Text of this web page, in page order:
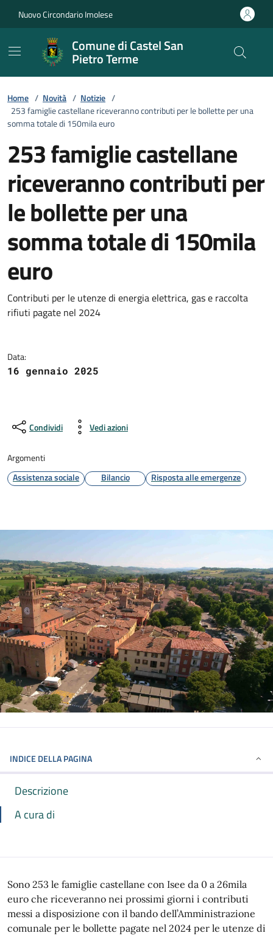
Nuovo Circondario Imolese
Comune di Castel San
Pietro Terme
Home / Novità / Notizie /
253 famiglie castellane riceveranno contributi per le bollette per una
somma totale di 150mila euro
253 famiglie castellane
riceveranno contributi per
le bollette per una
somma totale di 150mila
euro
Dettagli della notizia
Contributi per le utenze di energia elettrica, gas e raccolta
rifiuti pagate nel 2024
Data:
16 gennaio 2025
Condividi Vedi azioni
Argomenti
Assistenza sociale
Bilancio Risposta alle emergenze
INDICE DELLA PAGINA
Descrizione
A cura di
Sono 253 le famiglie castellane con Isee da 0 a 26mila
euro che riceveranno nei prossimi giorni i contributi
messi a disposizione con il bando dell’Amministrazione
comunale per le bollette pagate nel 2024 per le utenze di